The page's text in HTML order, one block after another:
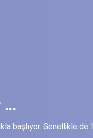
…
başlıyor. Genellikle de